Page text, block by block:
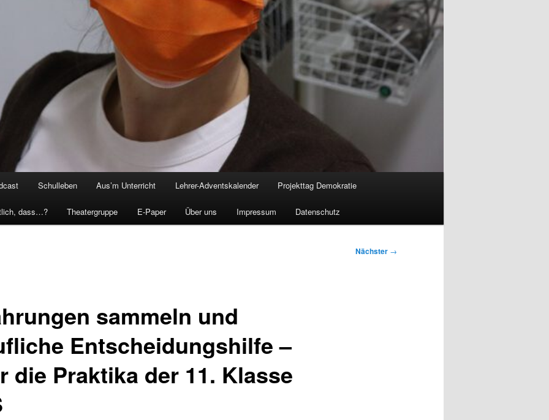
Schulleben Aus’m Unterricht Lehrer-Adventskalender Projekttag Demokratie
dass…? Theatergruppe E-Paper Über uns Impressum Datenschutz
Nächster →
sammeln und
Entscheidungshilfe –
die Praktika der 11. Klasse